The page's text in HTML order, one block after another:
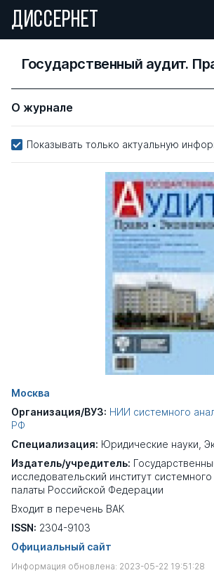
ДИССЕРНЕТ
Государственный аудит.
О журнале
Показывать только актуальную
Москва
Организация/ВУЗ: НИИ системного
РФ
Специализация: Юридические науки
Издатель/учредитель:
исследовательский институт
палаты Российской Федерации
Входит в перечень ВАК
ISSN: 2304-9103
Официальный сайт
Информация обновлена: 2023-05-22 19:51:28